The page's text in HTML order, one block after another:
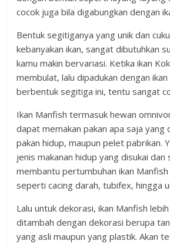
cocok juga bila digabungkan dengan
Bentuk segitiganya yang unik dan
kebanyakan ikan, sangat dibutuhkan
kamu makin bervariasi. Ketika ikan
membulat, lalu dipadukan dengan
berbentuk segitiga ini, tentu sangat
Ikan Manfish termasuk hewan
dapat memakan pakan apa saja yang
pakan hidup, maupun pelet pabrikan.
jenis makanan hidup yang disukai dan
membantu pertumbuhan ikan
seperti cacing darah, tubifex, hingga
Lalu untuk dekorasi, ikan Manfish
ditambah dengan dekorasi berupa
yang asli maupun yang plastik. Akan